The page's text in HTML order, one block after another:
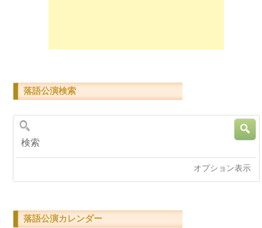
落語公演検索
オプション表示
落語公演カレンダー